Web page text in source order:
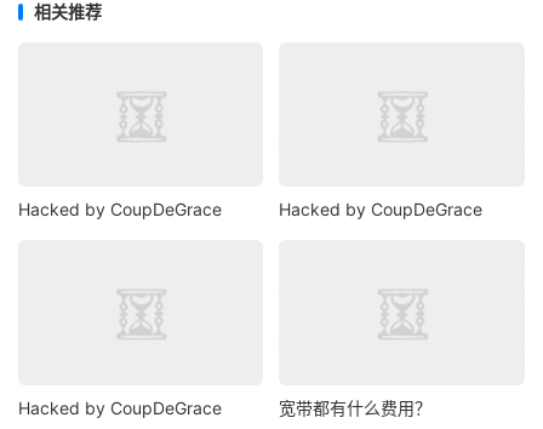
相关推荐
Hacked by CoupDeGrace Hacked by CoupDeGrace
Hacked by CoupDeGrace 宽带都有什么费用？